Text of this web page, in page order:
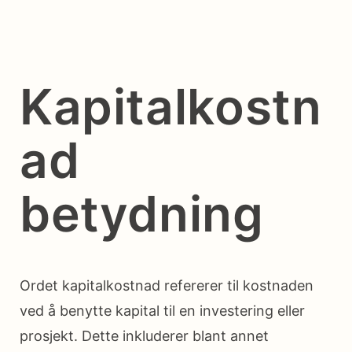
Kapitalkostn
ad
betydning
Ordet kapitalkostnad refererer til kostnaden
ved å benytte kapital til en investering eller
prosjekt. Dette inkluderer blant annet